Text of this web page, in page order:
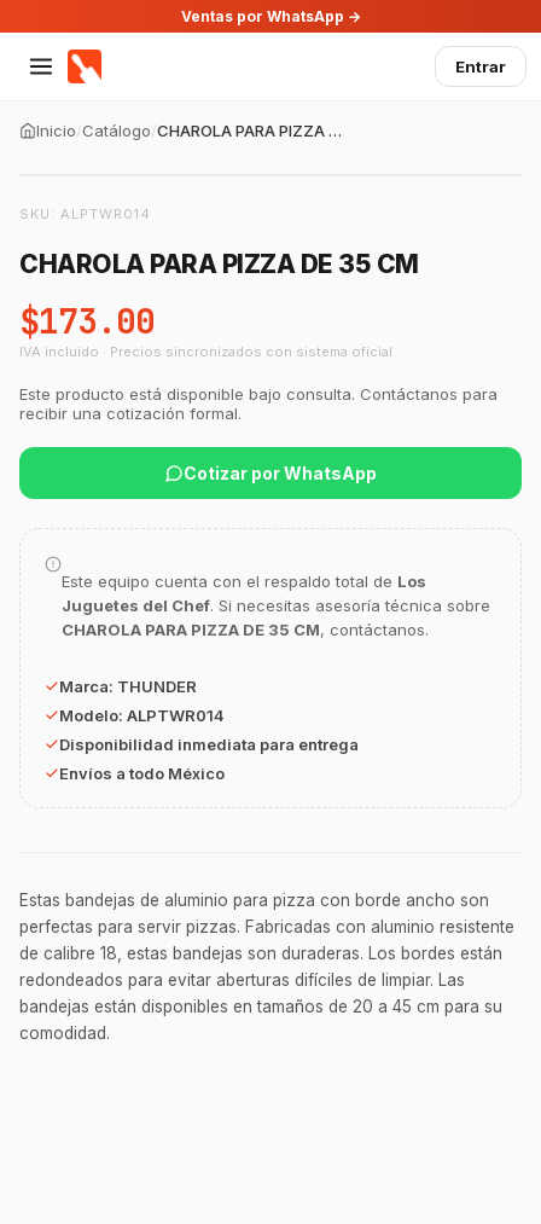
Ventas por WhatsApp →
Entrar
Inicio/Catálogo/ CHAROLA PARA PIZZA DE 35 CM
SKU: ALPTWR014
CHAROLA PARA PIZZA DE 35 CM
$173.00
IVA incluido · Precios sincronizados con sistema oficial
Este producto está disponible bajo consulta. Contáctanos para
recibir una cotización formal.
Cotizar por WhatsApp
Este equipo cuenta con el respaldo total de Los
Juguetes del Chef. Si necesitas asesoría técnica sobre
CHAROLA PARA PIZZA DE 35 CM, contáctanos.
Marca: THUNDER
Modelo: ALPTWR014
Disponibilidad inmediata para entrega
Envíos a todo México
Estas bandejas de aluminio para pizza con borde ancho son
perfectas para servir pizzas. Fabricadas con aluminio resistente
de calibre 18, estas bandejas son duraderas. Los bordes están
redondeados para evitar aberturas difíciles de limpiar. Las
bandejas están disponibles en tamaños de 20 a 45 cm para su
comodidad.
GastroBot
de cocina profesional de GastroArt.
equipamiento o utensilios?
Buscar estufas industriales
Métodos de envío y entrega
Ver sucursales y contacto